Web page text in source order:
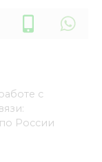
с
России